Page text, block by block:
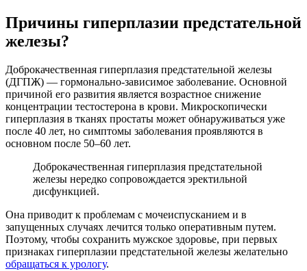
Причины гиперплазии предстательной
железы?
Доброкачественная гиперплазия предстательной железы
(ДГПЖ) — гормонально-зависимое заболевание. Основной
причиной его развития является возрастное снижение
концентрации тестостерона в крови. Микроскопически
гиперплазия в тканях простаты может обнаруживаться уже
после 40 лет, но симптомы заболевания проявляются в
основном после 50–60 лет.
Доброкачественная гиперплазия предстательной
железы нередко сопровождается эректильной
дисфункцией.
Она приводит к проблемам с мочеиспусканием и в
запущенных случаях лечится только оперативным путем.
Поэтому, чтобы сохранить мужское здоровье, при первых
признаках гиперплазии предстательной железы желательно
обращаться к урологу.